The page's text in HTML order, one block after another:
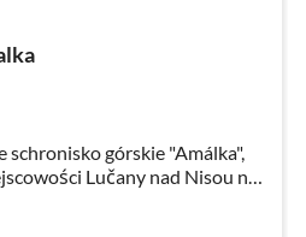
schronisko górskie "Amálka",
Lučany nad Nisou na
Nisou i Smržovka w